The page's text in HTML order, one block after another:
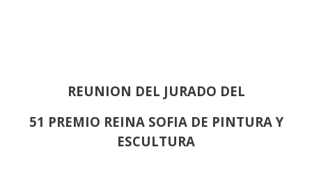
REUNION DEL JURADO DEL
51 PREMIO REINA SOFIA DE PINTURA Y
ESCULTURA